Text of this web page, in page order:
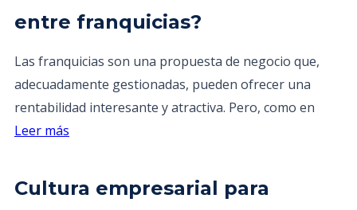
entre franquicias?
Las franquicias son una propuesta de negocio que,
adecuadamente gestionadas, pueden ofrecer una
rentabilidad interesante y atractiva. Pero, como en
Leer más
Cultura empresarial para